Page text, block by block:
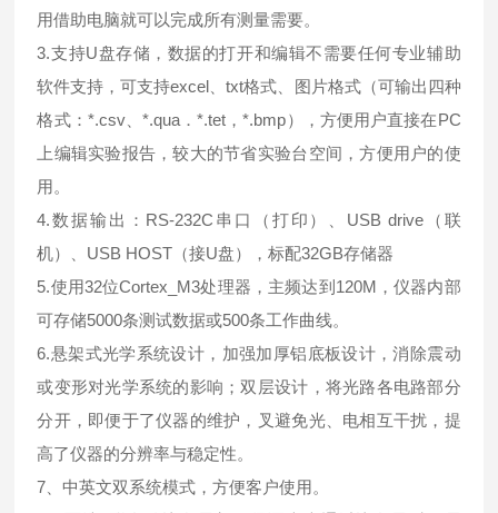
用借助电脑就可以完成所有测量需要。
3.支持U盘存储，数据的打开和编辑不需要任何专业辅助
软件支持，可支持excel、txt格式、图片格式（可输出四种
格式：*.csv、*.qua．*.tet，*.bmp），方便用户直接在PC
上编辑实验报告，较大的节省实验台空间，方便用户的使
用。
4.数据输出：RS-232C串口（打印）、USB drive（联
机）、USB HOST（接U盘），标配32GB存储器
5.使用32位Cortex_M3处理器，主频达到120M，仪器内部
可存储5000条测试数据或500条工作曲线。
6.悬架式光学系统设计，加强加厚铝底板设计，消除震动
或变形对光学系统的影响；双层设计，将光路各电路部分
分开，即便于了仪器的维护，叉避免光、电相互干扰，提
高了仪器的分辨率与稳定性。
7、中英文双系统模式，方便客户使用。